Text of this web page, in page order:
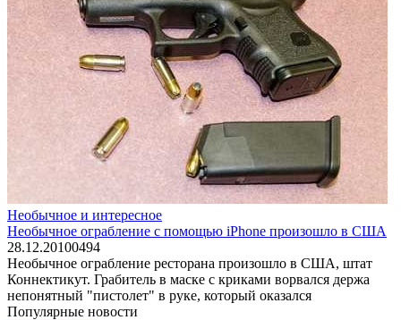
Необычное и интересное
Необычное ограбление с помощью iPhone произошло в США
28.12.20100494
Необычное ограбление ресторана произошло в США, штат
Коннектикут. Грабитель в маске с криками ворвался держа
непонятный "пистолет" в руке, который оказался
Популярные новости